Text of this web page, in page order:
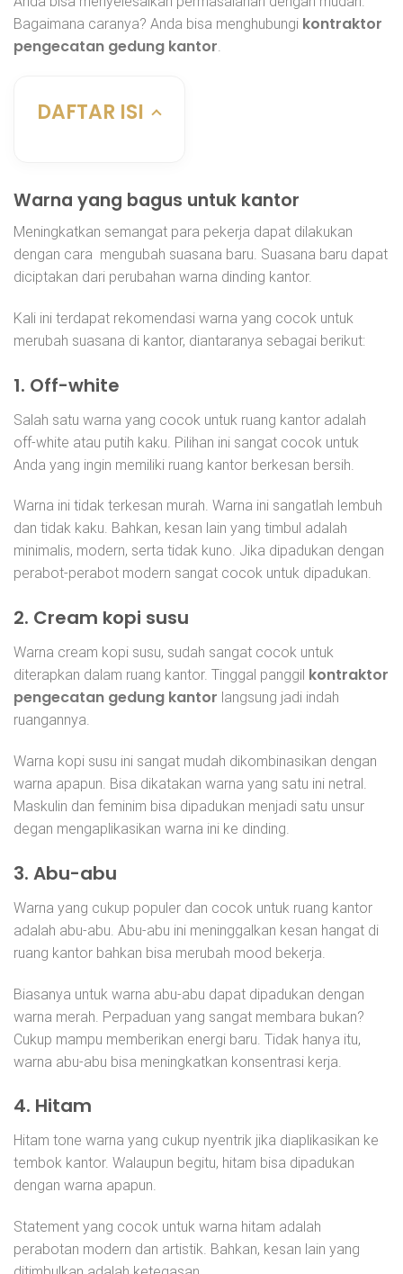
Bagaimana caranya? Anda bisa menghubungi kontraktor
pengecatan gedung kantor
DAFTAR ISI
Warna yang bagus untuk kantor
Meningkatkan semangat para pekerja dapat dilakukan
dengan cara mengubah suasana baru. Suasana baru dapat
diciptakan dari perubahan warna dinding kantor.
Kali ini terdapat rekomendasi warna yang cocok untuk
merubah suasana di kantor, diantaranya sebagai berikut:
1. Off-white
Salah satu warna yang cocok untuk ruang kantor adalah
off-white atau putih kaku. Pilihan ini sangat cocok untuk
Anda yang ingin memiliki ruang kantor berkesan bersih.
Warna ini tidak terkesan murah. Warna ini sangatlah lembuh
dan tidak kaku. Bahkan, kesan lain yang timbul adalah
minimalis, modern, serta tidak kuno. Jika dipadukan dengan
perabot-perabot modern sangat cocok untuk dipadukan.
2. Cream kopi susu
Warna cream kopi susu, sudah sangat cocok untuk
diterapkan dalam ruang kantor. Tinggal panggil kontraktor
pengecatan gedung kantor langsung jadi indah
ruangannya.
Warna kopi susu ini sangat mudah dikombinasikan dengan
warna apapun. Bisa dikatakan warna yang satu ini netral.
Maskulin dan feminim bisa dipadukan menjadi satu unsur
degan mengaplikasikan warna ini ke dinding.
3. Abu-abu
Warna yang cukup populer dan cocok untuk ruang kantor
adalah abu-abu. Abu-abu ini meninggalkan kesan hangat di
ruang kantor bahkan bisa merubah mood bekerja.
Biasanya untuk warna abu-abu dapat dipadukan dengan
warna merah. Perpaduan yang sangat membara bukan?
Cukup mampu memberikan energi baru. Tidak hanya itu,
warna abu-abu bisa meningkatkan konsentrasi kerja.
4. Hitam
Hitam tone warna yang cukup nyentrik jika diaplikasikan ke
tembok kantor. Walaupun begitu, hitam bisa dipadukan
dengan warna apapun.
Statement yang cocok untuk warna hitam adalah
perabotan modern dan artistik. Bahkan, kesan lain yang